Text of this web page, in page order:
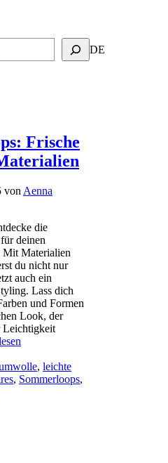
DE
Frische
von Aenna
die
deinen
Mit Materialien
du nicht nur
auch ein
Lass dich
und Formen
Look, der
Leichtigkeit
, leichte
, Sommerloops,